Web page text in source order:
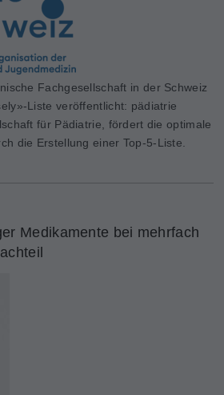
Fachgesellschaft in der Schweiz
Liste veröffentlicht: pädiatrie
für Pädiatrie, fördert die optimale
die Erstellung einer Top-5-Liste.
Medikamente bei mehrfach